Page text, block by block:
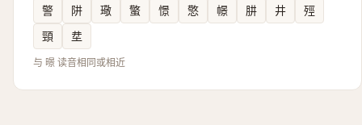
警 阱 璥 蟼 憬 憼 幜 肼 井
殌
頸
坓
与 暻 读音相同或相近